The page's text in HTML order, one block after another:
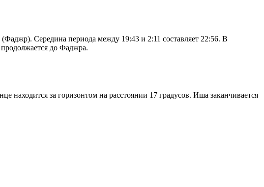
Середина периода между 19:43 и 2:11 составляет 22:56. В
до Фаджра.
находится за горизонтом на расстоянии 17 градусов. Иша заканчивается